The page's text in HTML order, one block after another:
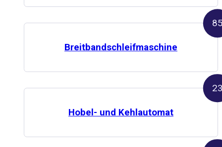
Breitbandschleif­maschine
Hobel- und Kehlautomat